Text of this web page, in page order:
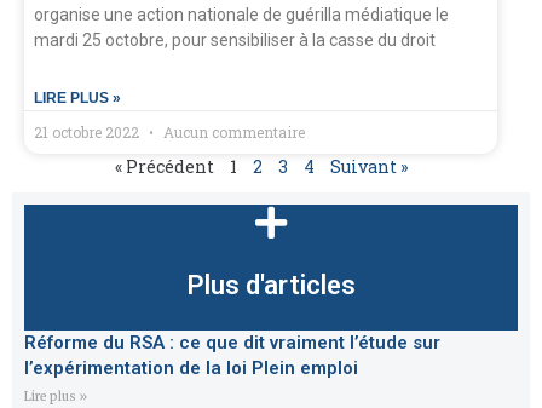
organise une action nationale de guérilla médiatique le
mardi 25 octobre, pour sensibiliser à la casse du droit
LIRE PLUS »
21 octobre 2022 Aucun commentaire
« Précédent 1 2 3 4 Suivant »
Plus d'articles
Réforme du RSA : ce que dit vraiment l’étude sur
l’expérimentation de la loi Plein emploi
Lire plus »